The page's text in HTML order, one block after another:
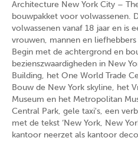
Architecture New York City –
bouwpakket voor volwassenen.
volwassenen vanaf 18 jaar en is
vrouwen, mannen en
Begin met de achtergrond en
bezienszwaardigheden in New
Building, het One World Trade
Bouw de New York skyline, het
Museum en het Metropolitan
Central Park, gele taxi's, een
met de tekst ‘New York, New
kantoor neerzet als kantoor